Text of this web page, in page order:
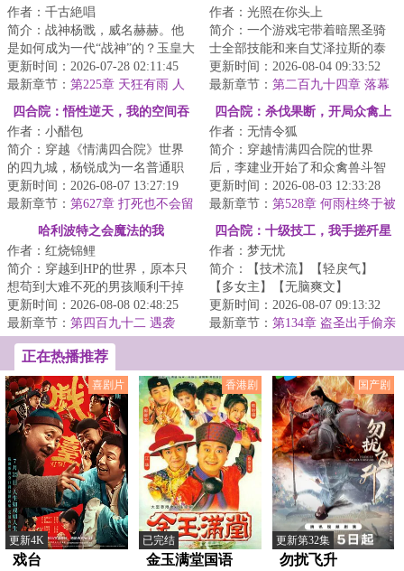
作者：千古絶唱
简介：战神杨戬，威名赫赫。他
是如何成为一代“战神”的？玉皇大
帝：杨戬，虽然你是我小舅子，
但是，你也...
更新时间：2026-07-28 02:11:45
最新章节： 第225章 天狂有雨 人
狂有祸
作者：光照在你头上
简介：一个游戏宅带着暗黑圣骑
士全部技能和来自艾泽拉斯的泰
坦科技拯救银河系的故事...
更新时间：2026-08-04 09:33:52
最新章节： 第二百九十四章 落幕
的银河保卫战
四合院：悟性逆天，我的空间吞
天地！
作者：小醋包
简介：穿越《情满四合院》世界
的四九城，杨锐成为一名普通职
工。&lt;br/&gt;本想相安无事的过
日子，谁知...
更新时间：2026-08-07 13:27:19
最新章节： 第627章 打死也不会留
着那些纸片！
四合院：杀伐果断，开局众禽上
刑场！
作者：无情令狐
简介：穿越情满四合院的世界
后，李建业开始了和众禽兽斗智
斗勇的日子。&lt;br/&gt;看似和睦
的邻里街坊，...
更新时间：2026-08-03 12:33:28
最新章节： 第528章 何雨柱终于被
抓了！
哈利波特之会魔法的我
作者：红烧锦鲤
简介：穿越到HP的世界，原本只
想苟到大难不死的男孩顺利干掉
伏地魔。却没想到，走出霍格沃
茨后发现，声名...
更新时间：2026-08-08 02:48:25
最新章节： 第四百九十二 遇袭
四合院：十级技工，我手搓歼星
作者：梦无忧
简介：【技术流】【轻戾气】
【多女主】【无脑爽文】
&lt;br/&gt;那天，落后了百年的华
夏，升起来的不止赤...
更新时间：2026-08-07 09:13:32
最新章节： 第134章 盗圣出手偷亲
正在热播推荐
喜剧片
更新4K
戏台
香港剧
已完结
金玉满堂国语
国产剧
更新第32集
勿扰飞升